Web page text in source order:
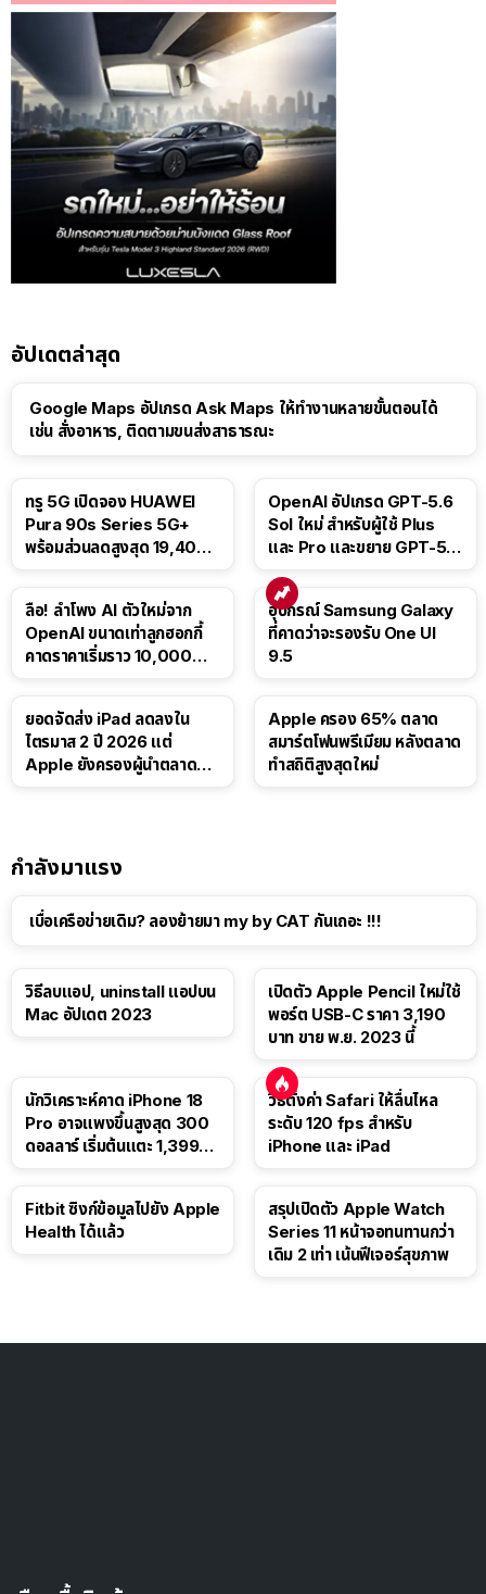
อัปเดตล่าสุด
Google Maps อัปเกรด Ask Maps ให้ทำงานหลายขั้นตอนได้
เช่น สั่งอาหาร, ติดตามขนส่งสาธารณะ
ทรู 5G เปิดจอง HUAWEI
Pura 90s Series 5G+
พร้อมส่วนลดสูงสุด 19,400
OpenAI อัปเกรด GPT-5.6
Sol ใหม่ สำหรับผู้ใช้ Plus
และ Pro และขยาย GPT-5.6
ลือ! ลำโพง AI ตัวใหม่จาก
OpenAI ขนาดเท่าลูกฮอกกี้
คาดราคาเริ่มราว 10,000
อุปกรณ์ Samsung Galaxy
ที่คาดว่าจะรองรับ One UI
9.5
ยอดจัดส่ง iPad ลดลงใน
ไตรมาส 2 ปี 2026 แต่
Apple ยังครองผู้นำตลาด
Apple ครอง 65% ตลาด
สมาร์ตโฟนพรีเมียม หลังตลาด
ทำสถิติสูงสุดใหม่
กำลังมาแรง
เบื่อเครือข่ายเดิม? ลองย้ายมา my by CAT กันเถอะ !!!
วิธีลบแอป, uninstall แอปบน
Mac อัปเดต 2023
เปิดตัว Apple Pencil ใหม่ใช้
พอร์ต USB-C ราคา 3,190
บาท ขาย พ.ย. 2023 นี้
นักวิเคราะห์คาด iPhone 18
Pro อาจแพงขึ้นสูงสุด 300
ดอลลาร์ เริ่มต้นแตะ 1,399
วิธีตั้งค่า Safari ให้ลื่นไหล
ระดับ 120 fps สำหรับ
iPhone และ iPad
Fitbit ซิงก์ข้อมูลไปยัง Apple
Health ได้แล้ว
สรุปเปิดตัว Apple Watch
Series 11 หน้าจอทนทานกว่า
เดิม 2 เท่า เน้นฟีเจอร์สุขภาพ